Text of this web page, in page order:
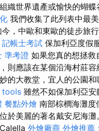
織世界遺產或愉快的蝴蝶
我們收集了此列表中最
，中歐和東歐的徒步旅行
記帳士考試 保加利亞度假
準考證 如果您真的想拯救
則應該在某個沿海村莊容
的大教堂，宜人的公園和
tools 雖然不如保加利亞安
餐點外燴 南部棕櫚海灘度
於美麗的著名戴安尼海
外燴廠商 外燴推薦